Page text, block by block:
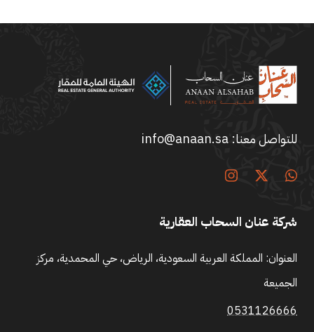
للتواصل معنا: info@anaan.sa
شركة عنان السحاب العقارية
العنوان: المملكة العربية السعودية، الرياض، حي المحمدية، مركز
الجميعة
0531126666